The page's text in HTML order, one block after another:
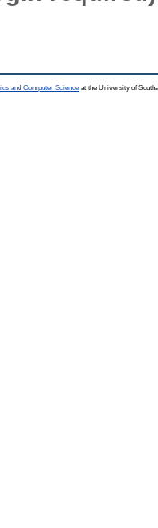
and Computer Science at the University of